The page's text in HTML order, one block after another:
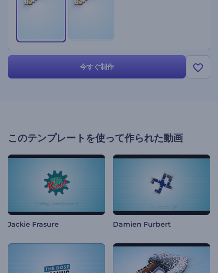
今すぐ制作
このテンプレートを使って作られた動画
Jackie Frasure Damien Furbert